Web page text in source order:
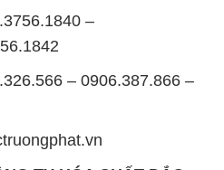
–
– 0906.387.866 –